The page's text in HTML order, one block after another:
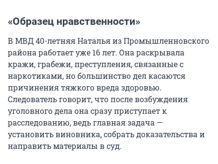
«Образец нравственности»
В МВД 40-летняя Наталья из Промышленновского
района работает уже 16 лет. Она раскрывала
кражи, грабежи, преступления, связанные с
наркотиками, но большинство дел касаются
причинения тяжкого вреда здоровью.
Следователь говорит, что после возбуждения
уголовного дела она сразу приступает к
расследованию, ведь главная задача —
установить виновника, собрать доказательства и
направить материалы в суд.